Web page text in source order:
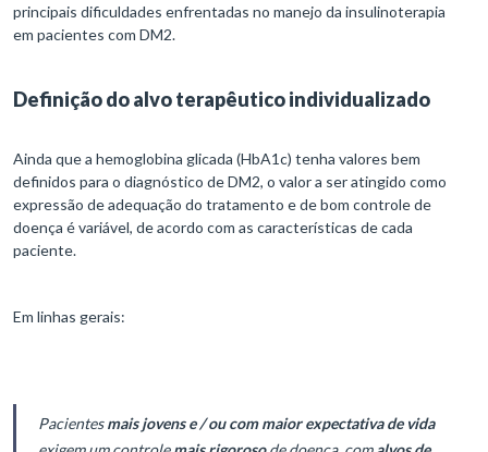
principais dificuldades enfrentadas no manejo da insulinoterapia
em pacientes com DM2.
Definição do alvo terapêutico individualizado
Ainda que a hemoglobina glicada (HbA1c) tenha valores bem
definidos para o diagnóstico de DM2, o valor a ser atingido como
expressão de adequação do tratamento e de bom controle de
doença é variável, de acordo com as características de cada
paciente.
Em linhas gerais:
Pacientesmais jovens e / ou com maior expectativa de vida